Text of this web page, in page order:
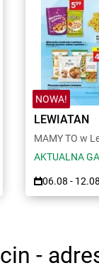
NOWA!
LEWIATAN
MAMY TO w
AKTUALNA
06.08 - 12.08
-